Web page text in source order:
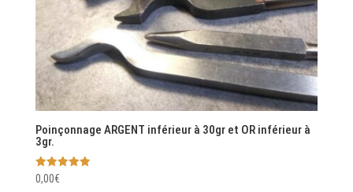
Poinçonnage ARGENT inférieur à 30gr et OR inférieur à
3gr.
Note
5.00
0,00€